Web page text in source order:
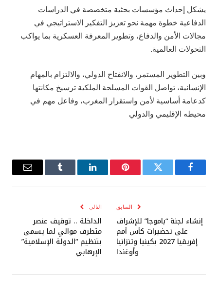
يشكل إحداث مؤسسات بحثية متخصصة في الدراسات
الدفاعية خطوة مهمة نحو تعزيز التفكير الاستراتيجي في
مجالات الأمن والدفاع، وتطوير المعرفة العسكرية بما يواكب
التحولات العالمية.
وبين التطوير المستمر، والانفتاح الدولي، والالتزام بالمهام
الإنسانية، تواصل القوات المسلحة الملكية ترسيخ مكانتها
كدعامة أساسية لأمن واستقرار المغرب، وفاعل مهم في
محيطه الإقليمي والدولي
فيسبوك تويتر بينتيريستلينكدإن Tumblr
البريد
السابق
إنشاء لجنة “باموجا” للإشراف
على تحضيرات كأس أمم
إفريقيا 2027 بكينيا وتنزانيا
وأوغندا
التالي
الداخلة .. توقيف عنصر
متطرف موالي لما يسمى
بتنظيم “الدولة الإسلامية”
الإرهابي